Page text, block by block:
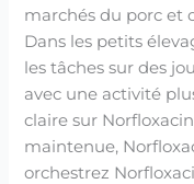
marchés du porc et
Dans les petits
les tâches sur des
avec une activité
claire sur
maintenue,
orchestrez